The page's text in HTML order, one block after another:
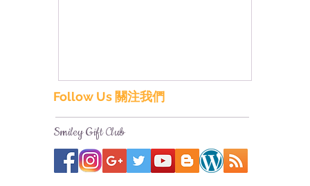
Follow Us 關注我們
Smiley Gift Club